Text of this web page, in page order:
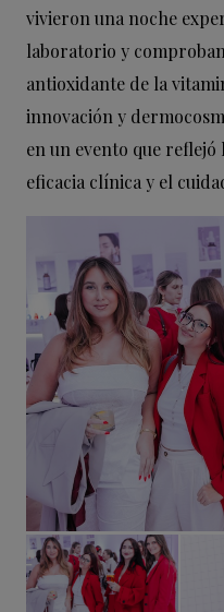
vivieron una noche
laboratorio y
antioxidante de la
innovación y
en un evento que
eficacia clínica y el